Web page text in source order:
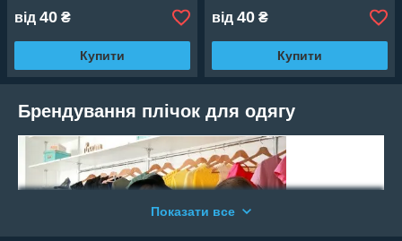
від 40 ₴
Купити
від 40 ₴
Купити
Брендування плічок для одягу
Показати все